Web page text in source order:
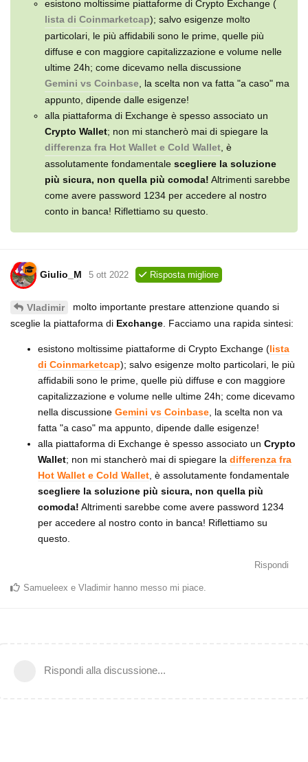
esistono moltissime piattaforme di Crypto Exchange (
lista di Coinmarketcap); salvo esigenze molto
particolari, le più affidabili sono le prime, quelle più
diffuse e con maggiore capitalizzazione e volume nelle
ultime 24h; come dicevamo nella discussione
Gemini vs Coinbase , la scelta non va fatta "a caso" ma
appunto, dipende dalle esigenze!
alla piattaforma di Exchange è spesso associato un
Crypto Wallet; non mi stancherò mai di spiegare la
differenza fra Hot Wallet e Cold Wallet , è
assolutamente fondamentale scegliere la soluzione
più sicura, non quella più comoda! Altrimenti sarebbe
come avere password 1234 per accedere al nostro
conto in banca! Riflettiamo su questo.
Giulio_M 5 ott 2022 Risposta migliore
Vladimir
molto importante prestare attenzione quando si
sceglie la piattaforma di Exchange . Facciamo una rapida sintesi:
esistono moltissime piattaforme di Crypto Exchange (lista
di Coinmarketcap); salvo esigenze molto particolari, le più
affidabili sono le prime, quelle più diffuse e con maggiore
capitalizzazione e volume nelle ultime 24h; come dicevamo
nella discussione Gemini vs Coinbase , la scelta non va
fatta "a caso" ma appunto, dipende dalle esigenze!
alla piattaforma di Exchange è spesso associato un Crypto
Wallet; non mi stancherò mai di spiegare la differenza fra
Hot Wallet e Cold Wallet , è assolutamente fondamentale
scegliere la soluzione più sicura, non quella più
comoda! Altrimenti sarebbe come avere password 1234
per accedere al nostro conto in banca! Riflettiamo su
questo.
Rispondi
Samueleex e Vladimir hanno messo mi piace
Rispondi alla discussione...